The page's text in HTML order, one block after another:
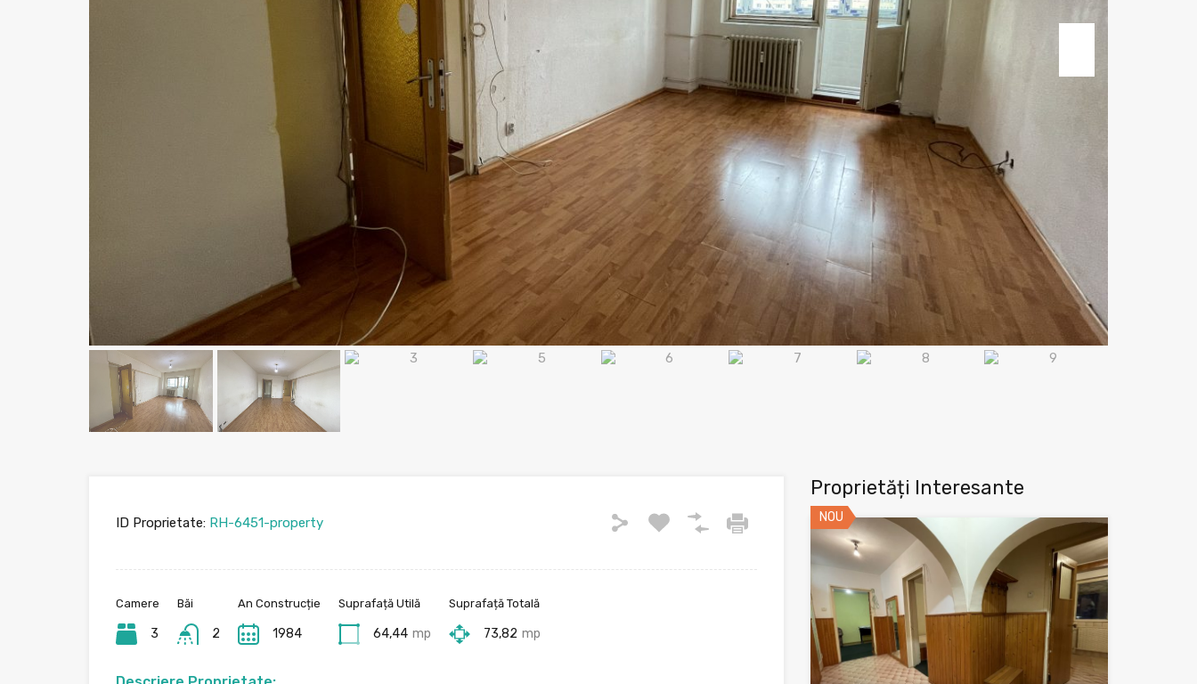
ID Proprietate: RH-6451-property
Camere
3
Băi
2
An Construcție
1984
Suprafață Utilă
64,44 mp
Suprafață Totală
73,82 mp
Proprietăți Interesante
NOU